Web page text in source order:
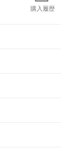
購入履歴